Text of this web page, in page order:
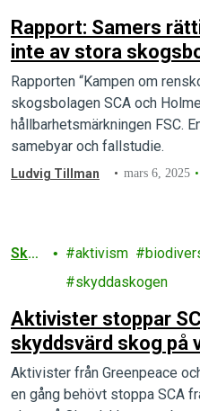
Rapport: Samers
inte av stora
regelverk
Rapporten “Kampen om
skogsbolagen SCA och
hållbarhetsmärkningen FSC.
samebyar och fallstudie.
Ludvig Tillman mars 6, 2025
Sko
aktivism
skyddaskogen
Aktivister stoppar
skyddsvärd skog på
Aktivister från Greenpeace
en gång behövt stoppa SCA